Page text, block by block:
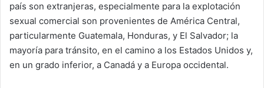
país son extranjeras, especialmente para la explotación
sexual comercial son provenientes de América Central,
particularmente Guatemala, Honduras, y El Salvador; la
mayoría para tránsito, en el camino a los Estados Unidos y,
en un grado inferior, a Canadá y a Europa occidental.